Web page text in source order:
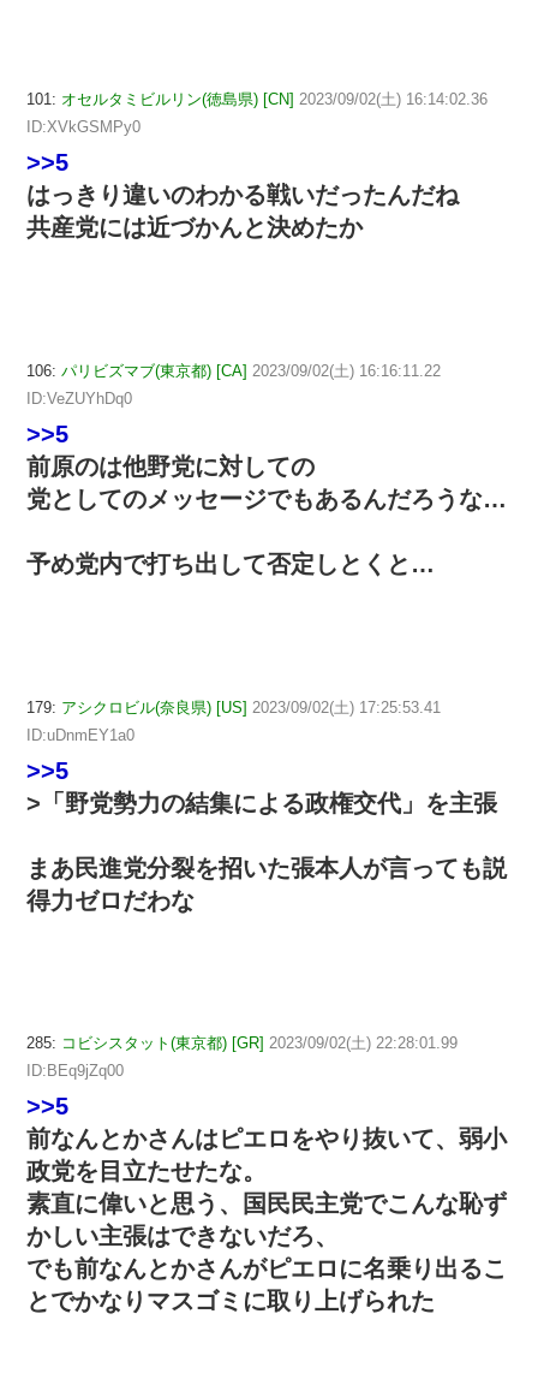
101: オセルタミビルリン(徳島県) [CN] 2023/09/02(土) 16:14:02.36
ID:XVkGSMPy0
>>5
はっきり違いのわかる戦いだったんだね
共産党には近づかんと決めたか
106: パリビズマブ(東京都) [CA] 2023/09/02(土) 16:16:11.22
ID:VeZUYhDq0
>>5
前原のは他野党に対しての
党としてのメッセージでもあるんだろうな…
予め党内で打ち出して否定しとくと…
179: アシクロビル(奈良県) [US] 2023/09/02(土) 17:25:53.41
ID:uDnmEY1a0
>>5
>「野党勢力の結集による政権交代」を主張
まあ民進党分裂を招いた張本人が言っても説
得力ゼロだわな
285: コビシスタット(東京都) [GR] 2023/09/02(土) 22:28:01.99
ID:BEq9jZq00
>>5
前なんとかさんはピエロをやり抜いて、弱小
政党を目立たせたな。
素直に偉いと思う、国民民主党でこんな恥ず
かしい主張はできないだろ、
でも前なんとかさんがピエロに名乗り出るこ
とでかなりマスゴミに取り上げられた